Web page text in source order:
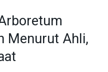
Menurut Ahli,